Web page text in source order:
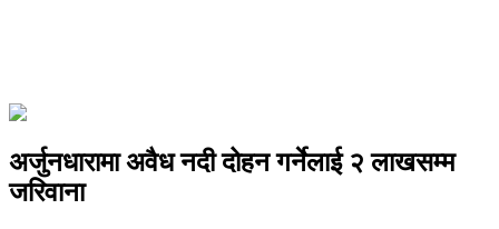
अर्जुनधारामा अवैध नदी दोहन गर्नेलाई २ लाखसम्म
जरिवाना